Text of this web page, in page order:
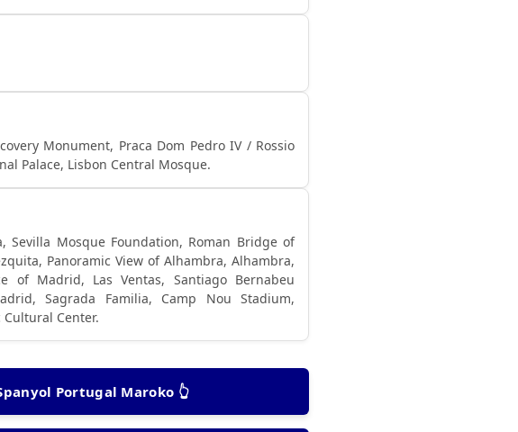
Monument, Praca Dom Pedro IV / Rossio
Palace, Lisbon Central Mosque.
Sevilla Mosque Foundation, Roman Bridge of
Panoramic View of Alhambra, Alhambra,
of Madrid, Las Ventas, Santiago Bernabeu
Sagrada Familia, Camp Nou Stadium,
Center.
Portugal Maroko 👆